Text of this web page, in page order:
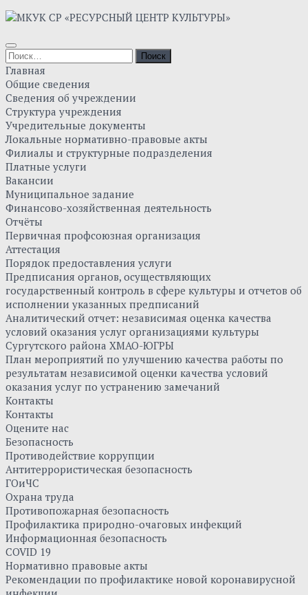
Главная
Общие сведения
Сведения об учреждении
Структура учреждения
Учредительные документы
Локальные нормативно-правовые акты
Филиалы и структурные подразделения
Платные услуги
Вакансии
Муниципальное задание
Финансово-хозяйственная деятельность
Отчёты
Первичная профсоюзная организация
Аттестация
Порядок предоставления услуги
Предписания органов, осуществляющих
государственный контроль в сфере культуры и отчетов об
исполнении указанных предписаний
Аналитический отчет: независимая оценка качества
условий оказания услуг организациями культуры
Сургутского района ХМАО-ЮГРЫ
План мероприятий по улучшению качества работы по
результатам независимой оценки качества условий
оказания услуг по устранению замечаний
Контакты
Контакты
Оцените нас
Безопасность
Противодействие коррупции
Антитеррористическая безопасность
ГОиЧС
Охрана труда
Противопожарная безопасность
Профилактика природно-очаговых инфекций
Информационная безопасность
COVID 19
Нормативно правовые акты
Рекомендации по профилактике новой коронавирусной